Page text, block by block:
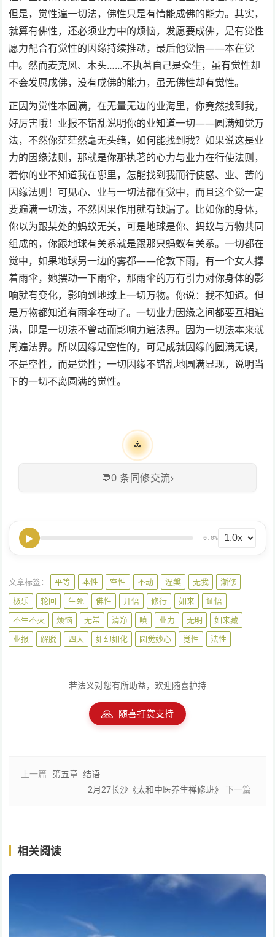
但是，觉性遍一切法，佛性只是有情能成佛的能力。其实，
就算有佛性，还必须业力中的烦恼，发愿要成佛，是有觉性
愿力配合有觉性的因缘持续推动，最后他觉悟——本在觉
中。然而麦克风、木头……不执著自己是众生，虽有觉性却
不会发愿成佛，没有成佛的能力，虽无佛性却有觉性。
正因为觉性本圆满，在无量无边的业海里，你竟然找到我，
好厉害哦！业报不错乱说明你的业知道一切——圆满知觉万
法，不然你茫茫然毫无头绪，如何能找到我？如果说这是业
力的因缘法则，那就是你那执著的心力与业力在行使法则，
若你的业不知道我在哪里，怎能找到我而行使惑、业、苦的
因缘法则！可见心、业与一切法都在觉中，而且这个觉一定
要遍满一切法，不然因果作用就有缺漏了。比如你的身体，
你以为跟某处的蚂蚁无关，可是地球是你、蚂蚁与万物共同
组成的，你跟地球有关系就是跟那只蚂蚁有关系。一切都在
觉中，如果地球另一边的雾都——伦敦下雨，有一个女人撑
着雨伞，她摆动一下雨伞，那雨伞的万有引力对你身体的影
响就有变化，影响到地球上一切万物。你说：我不知道。但
是万物都知道有雨伞在动了。一切业力因缘之间都要互相遍
满，即是一切法不曾动而影响力遍法界。因为一切法本来就
周遍法界。所以因缘是空性的，可是成就因缘的圆满无误，
不是空性，而是觉性；一切因缘不错乱地圆满显现，说明当
下的一切不离圆满的觉性。
🧘
💬0 条同修交流›
▶ 0.0%
文章标签： 平等 本性 空性 不动 涅槃 无我
渐修
极乐
轮回 生死 佛性 开悟 修行 如来
证悟
不生不灭
烦恼 无常 清净 嗔 业力 无明
如来藏
业报
解脱 四大 如幻如化 圆觉妙心 觉性 法性
若法义对您有所助益，欢迎随喜护持
🙏 随喜打赏支持
上一篇 笫五章 结语
2月27长沙《太和中医养生禅修班》
下一篇
相关阅读